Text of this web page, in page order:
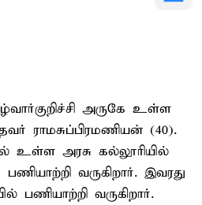
அருகே உள்ள
ராமசுப்பிரமணியன் (40).
உள்ள அரசு கல்லூரியில்
பணியாற்றி வருகிறார். இவரது
பணியாற்றி வருகிறார்.